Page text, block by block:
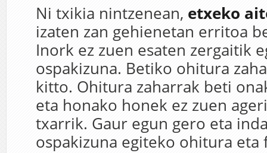
Ni txikia nintzenean, etxeko
izaten zan gehienetan erritoa
Inork ez zuen esaten zergaitik
ospakizuna. Betiko ohitura
kitto. Ohitura zaharrak beti
eta honako honek ez zuen
txarrik. Gaur egun gero eta
ospakizuna egiteko ohitura eta